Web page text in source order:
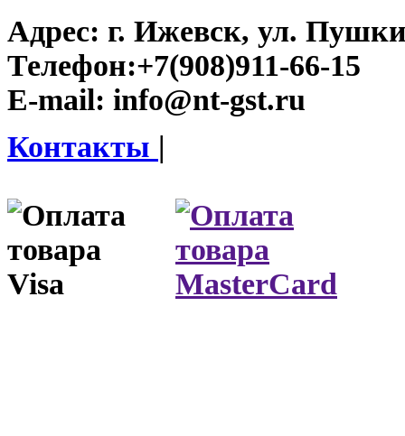
Адрес: г. Ижевск, ул.
Телефон:+7(908)911-66-15
E-mail: info@nt-gst.ru
Контакты |